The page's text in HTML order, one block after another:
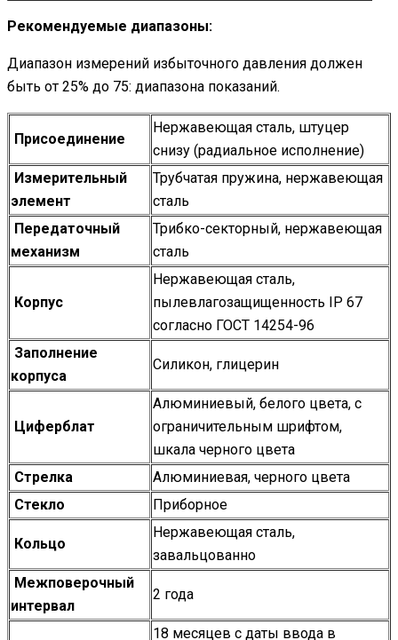
Рекомендуемые диапазоны:
Диапазон измерений избыточного давления должен
быть от 25% до 75: диапазона показаний.
Присоединение
Нержавеющая сталь, штуцер
снизу (радиальное исполнение)
Измерительный
элемент
Трубчатая пружина, нержавеющая
сталь
Передаточный
механизм
Трибко-секторный, нержавеющая
сталь
Корпус
Нержавеющая сталь,
пылевлагозащищенность IP 67
согласно ГОСТ 14254-96
Заполнение
корпуса
Силикон, глицерин
Циферблат
Алюминиевый, белого цвета, с
ограничительным шрифтом,
шкала черного цвета
Стрелка
Алюминиевая, черного цвета
Стекло
Приборное
Кольцо
Нержавеющая сталь,
завальцованно
Межповерочный
интервал
2 года
18 месяцев с даты ввода в